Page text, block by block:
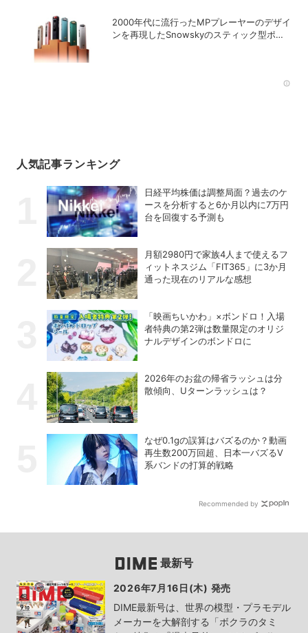
2000年代に流行ったMPプレーヤーのデザイ
ンを再現したSnowskyのスティック型ポー
人気記事ランキング
日経平均株価は調整局面？過去のケ
ースを分析すると6か月以内に7万円
台を回復する予測も
月額2980円で家族4人まで使えるフ
ィットネスジム「FIT365」に3か月
通った現在のリアルな感想
「映画ちいかわ」×ボンドロ！入場
者特典の第2弾は数量限定のオリジ
ナルデザインのボンドロに
2026年のお盆の帰省ラッシュは分
散傾向、Uターンラッシュは？
なぜ0.1gの誤算はバズるのか？動画
再生数200万回超、日本一バズるV
系バンドの打算的戦略
Recommended by
最新号
2026年7月16日(木) 発売
DIME最新号は、世界の模型・プラモデル
メーカーを大解剖する「ボクラのタミ